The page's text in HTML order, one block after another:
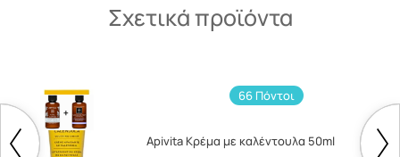
Σχετικά προϊόντα
66 Πόντοι
Apivita Κρέμα με καλέντουλα 50ml